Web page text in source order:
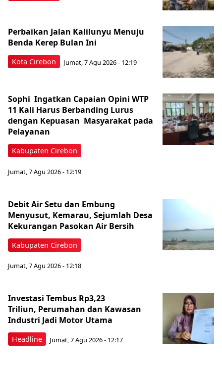
Kota Cirebon
Perbaikan Jalan Kalilunyu Menuju
Benda Kerep Bulan Ini
Jumat, 7 Agu 2026 - 12:19
Kabupaten Cirebon
Sophi Ingatkan Capaian Opini WTP
11 Kali Harus Berbanding Lurus
dengan Kepuasan Masyarakat pada
Pelayanan
Jumat, 7 Agu 2026 - 12:19
Kabupaten Cirebon
Debit Air Setu dan Embung
Menyusut, Kemarau, Sejumlah Desa
Kekurangan Pasokan Air Bersih
Jumat, 7 Agu 2026 - 12:18
Headline
Investasi Tembus Rp3,23
Triliun, Perumahan dan Kawasan
Industri Jadi Motor Utama
Jumat, 7 Agu 2026 - 12:17